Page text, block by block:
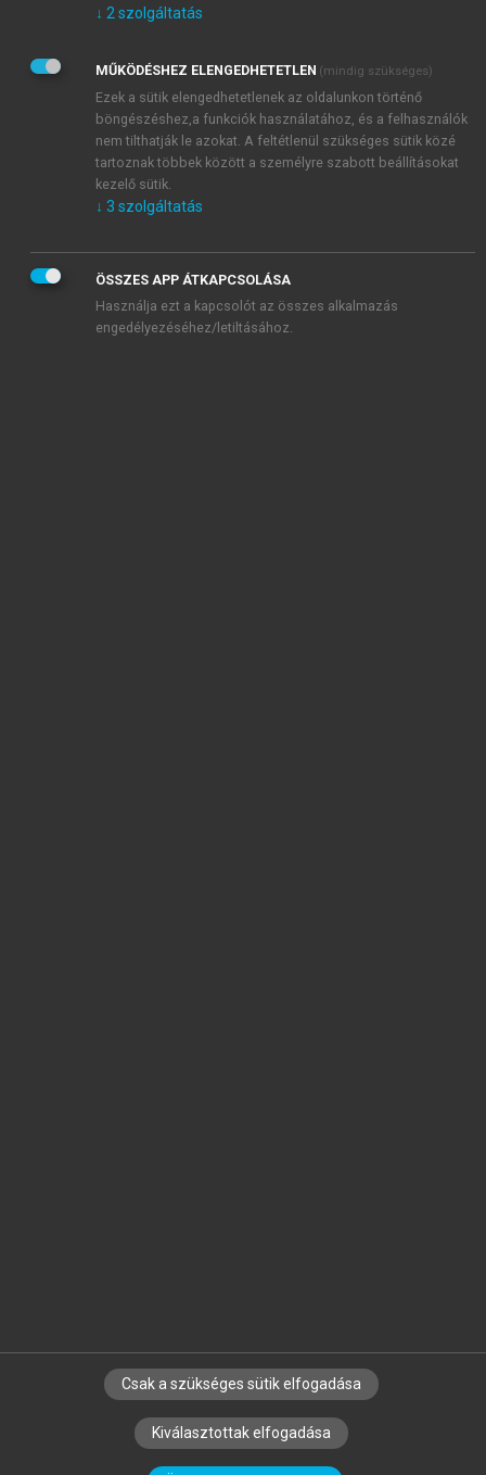
Kérek értesítést az Akadémiai Kiadó Zrt. újdonságairól,
Adatkezelési tájékoztatóbanfoglaltakat tudomásul
veszem és elfogadom.
Általános vásárlási feltételeket, valamint a szotar.netés a
mersz.huoldalak licencszerződéseiben foglaltakat
tudomásul veszem és elfogadom.
KIPRÓBÁLOM
SZERZŐKNEK CÉGEKNEK KÖNYVTÁROSOKNAK
SZERKESZTÉSI ÉS LEKTORÁLÁSI ALAPELVEK
↓ 2 szolgáltatás
MŰKÖDÉSHEZ ELENGEDHETETLEN (mindig szükséges)
Ezek a sütik elengedhetetlenek az oldalunkon történő
böngészéshez,a funkciók használatához, és a felhasználók
nem tilthatják le azokat. A feltétlenül szükséges sütik közé
tartoznak többek között a személyre szabott beállításokat
kezelő sütik.
↓ 3 szolgáltatás
ÖSSZES APP ÁTKAPCSOLÁSA
Használja ezt a kapcsolót az összes alkalmazás
engedélyezéséhez/letiltásához.
Csak a szükséges sütik elfogadása
Kiválasztottak elfogadása